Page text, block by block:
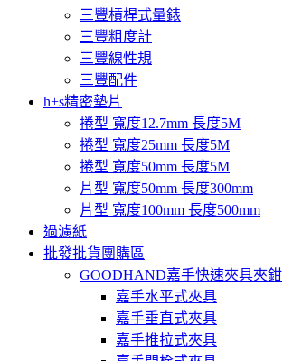
三豐槓桿式量錶
三豐粗度計
三豐線性規
三豐配件
h+s精密墊片
捲型 寬度12.7mm 長度5M
捲型 寬度25mm 長度5M
捲型 寬度50mm 長度5M
片型 寬度50mm 長度300mm
片型 寬度100mm 長度500mm
過濾紙
批發批貨團購區
GOODHAND嘉手快速夾具夾鉗
嘉手水平式夾具
嘉手垂直式夾具
嘉手推拉式夾具